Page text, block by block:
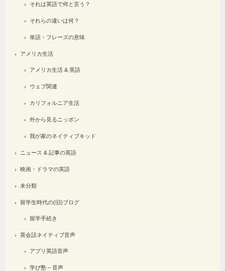
それは英語で何と言う？
それらの違いは何？
単語・フレーズの意味
アメリカ生活
アメリカ生活 & 英語
ウェブ関連
カリフォルニア生活
外から見るニッポン
我が家のネイティブキッド
ニュース & 記事の英語
映画・ドラマの英語
未分類
留学生時代の(旧)ブログ
留学手続き
英会話ネイティブ音声
アプリ英語音声
学び塾 – 音声